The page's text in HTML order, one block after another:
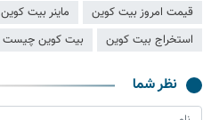
قیمت امروز بیت کوین
ماینر بیت کوین
استخراج بیت کوین
بیت کوین چیست
نظر شما